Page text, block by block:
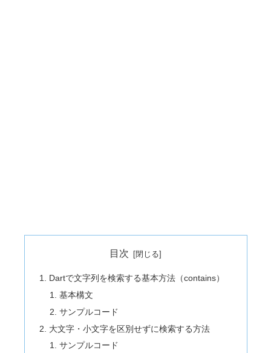
目次
Dartで文字列を検索する基本方法（contains）
基本構文
サンプルコード
大文字・小文字を区別せずに検索する方法
サンプルコード